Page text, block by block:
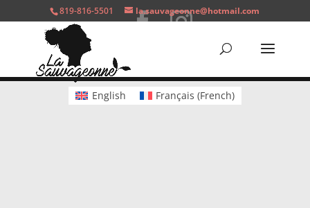
819-816-5501 la.sauvageonne@hotmail.com
© LaSauvageonne 2026 -- 985 Rang Rivière
Nord, St-Roch Ouest J0K 3H0 -- 819-816-5501
English Français (French)